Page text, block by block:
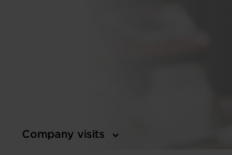
Company visits